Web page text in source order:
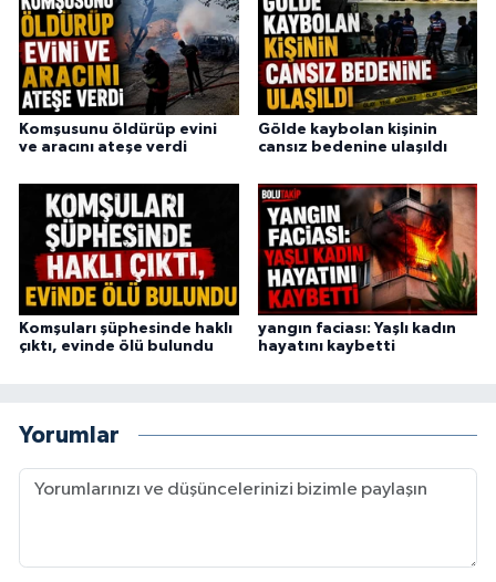
Komşusunu öldürüp evini
ve aracını ateşe verdi
Gölde kaybolan kişinin
cansız bedenine ulaşıldı
Komşuları şüphesinde haklı
çıktı, evinde ölü bulundu
yangın faciası: Yaşlı kadın
hayatını kaybetti
Yorumlar